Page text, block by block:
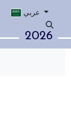
عربي
2026